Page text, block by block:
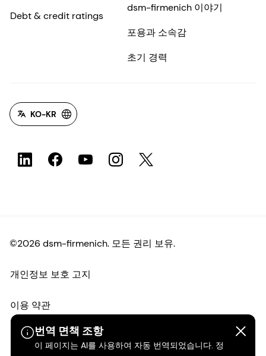
번역 면책 조항
이 페이지는 AI를 사용하여 자동 번역되었습니다. 정
Debt & credit ratings
dsm-firmenich 이야기
포용과 소속감
초기 경력
KO-KR
©2026 dsm-firmenich. 모든 권리 보유.
개인정보 보호 고지
이용 약관
약관